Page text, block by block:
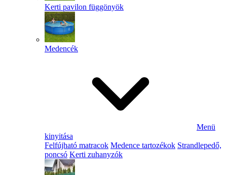
Kerti pavilon függönyök
Medencék
Menü
kinyitása
Felfújható matracok Medence tartozékok Strandlepedő,
poncsó Kerti zuhanyzók